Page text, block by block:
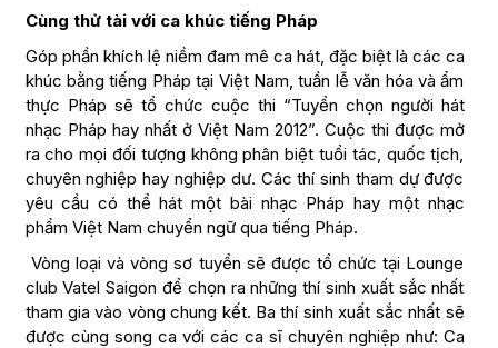
Cùng thử tài với ca khúc tiếng Pháp
Góp phần khích lệ niềm đam mê ca hát, đặc biệt là các ca
khúc bằng tiếng Pháp tại Việt Nam, tuần lễ văn hóa và ẩm
thực Pháp sẽ tổ chức cuộc thi “Tuyển chọn người hát
nhạc Pháp hay nhất ở Việt Nam 2012”. Cuộc thi được mở
ra cho mọi đối tượng không phân biệt tuổi tác, quốc tịch,
chuyên nghiệp hay nghiệp dư. Các thí sinh tham dự được
yêu cầu có thể hát một bài nhạc Pháp hay một nhạc
phẩm Việt Nam chuyển ngữ qua tiếng Pháp.
Vòng loại và vòng sơ tuyển sẽ được tổ chức tại Lounge
club Vatel Saigon để chọn ra những thí sinh xuất sắc nhất
tham gia vào vòng chung kết. Ba thí sinh xuất sắc nhất sẽ
được cùng song ca với các ca sĩ chuyên nghiệp như: Ca